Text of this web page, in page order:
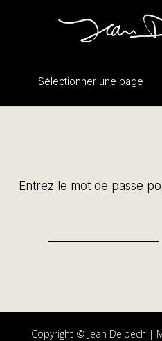
Sélectionner une page
Entrez le mot de passe
Copyright © Jean Delpech |